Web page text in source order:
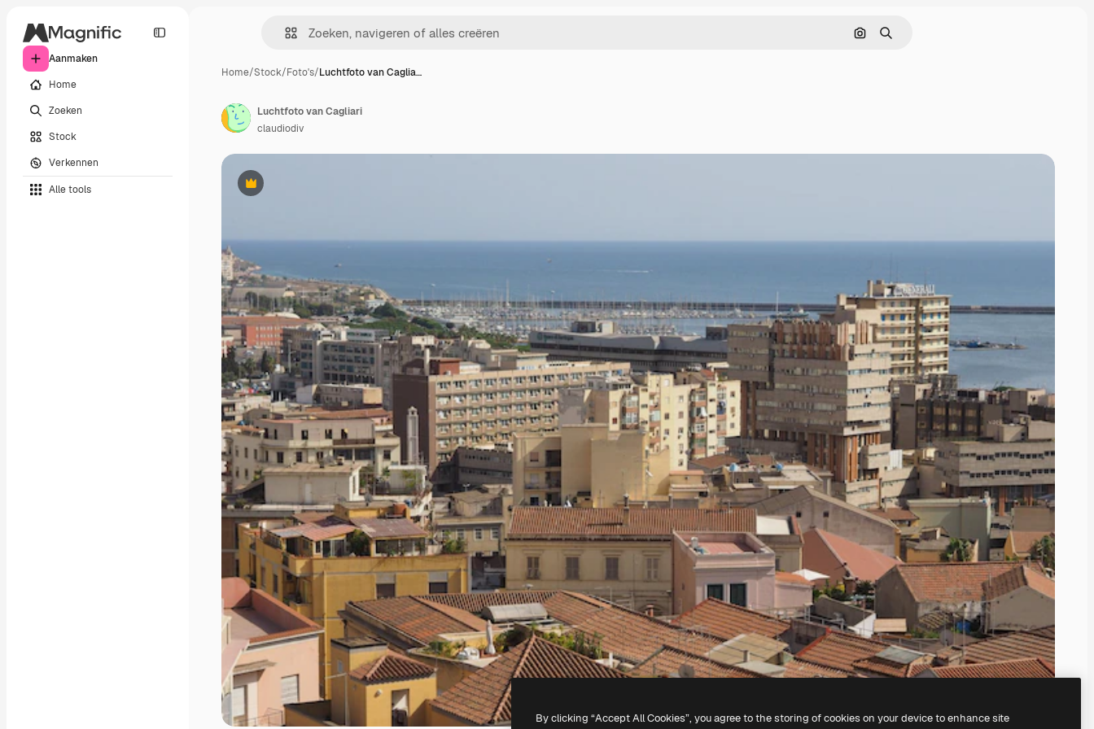
Aanmaken
Home
Zoeken
Stock
Verkennen
Alle tools
Zoeken op afbeelding
Zoeken
Home/Stock/Foto's/Luchtfoto van Caglia…
Premium
Luchtfoto van Cagliari
claudiodiv
By clicking “Accept All Cookies”, you agree to the storing of cookies on your device to enhance site